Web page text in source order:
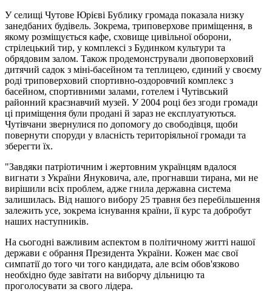
У селищі Чутове Юрієві Бублику громада показала низку
занедбаних будівель. Зокрема, триповерхове приміщення, в
якому розміщується кафе, сховище цивільної оборони,
стрілецький тир, у комплексі з Будинком культури та
обрядовим залом. Також продемонстрували двоповерховий
дитячий садок з міні-басейном та теплицею, єдиний у своєму
роді триповерховий спортивно-оздоровчий комплекс з
басейном, спортивними залами, готелем і Чутівський
районний краєзнавчий музей. У 2004 році без згоди громади
ці приміщення були продані й зараз не експлуатуються.
Чутівчани звернулися по допомогу до свободівця, щоби
повернути споруди у власність територіяльної громади та
зберегти їх.
"Завдяки патріотичним і жертовним українцям вдалося
вигнати з України Януковича, але, прогнавши тирана, ми не
вирішили всіх проблем, адже гнила державна система
залишилась. Від нашого вибору 25 травня без перебільшення
залежить усе, зокрема існування країни, її курс та добробут
наших наступників.
На сьогодні важливим аспектом в політичному житті нашої
держави є обрання Президента України. Кожен має свої
симпатії до того чи того кандидата, але всім обов'язково
необхідно буде завітати на виборчу дільницю та
проголосувати за свого лідера.